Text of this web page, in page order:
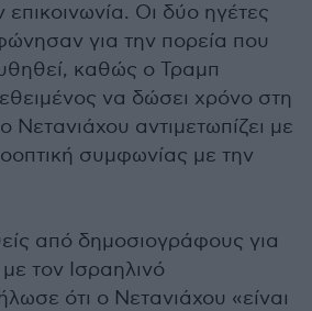
Οι δύο ηγέτες
για την πορεία που
καθώς ο Τραμπ
να δώσει χρόνο στη
Νετανιάχου αντιμετωπίζει με
συμφωνίας με την
από δημοσιογράφους για
τον Ισραηλινό
ότι ο Νετανιάχου «είναι